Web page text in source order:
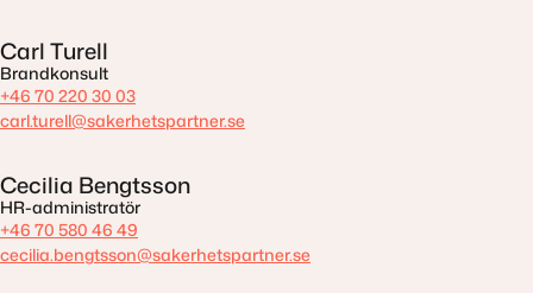
Carl Turell
Brandkonsult
+46 70 220 30 03
carl.turell@sakerhetspartner.se
Cecilia Bengtsson
HR-administratör
+46 70 580 46 49
cecilia.bengtsson@sakerhetspartner.se